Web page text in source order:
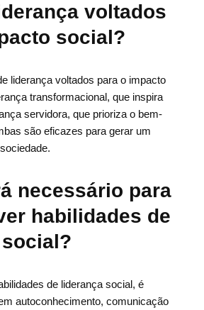
voltados
social?
liderança voltados para o impacto
transformacional, que inspira
servidora, que prioriza o bem-
são eficazes para gerar um
necessário para
habilidades de
social?
de liderança social, é
autoconhecimento, comunicação